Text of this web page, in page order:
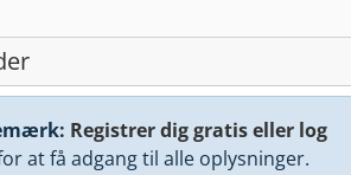
Registrer dig gratis eller log
at få adgang til alle oplysninger.